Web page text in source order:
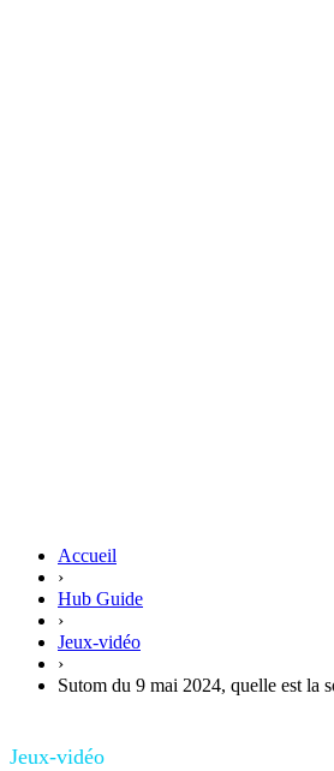
Accueil
›
Hub Guide
›
Jeux-vidéo
›
Sutom du 9 mai 2024, quelle est la
Jeux-vidéo